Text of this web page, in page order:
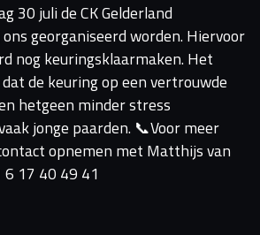
30 juli de CK Gelderland
georganiseerd worden. Hiervoor
nog keuringsklaarmaken. Het
de keuring op een vertrouwde
hetgeen minder stress
jonge paarden. 📞Voor meer
opnemen met Matthijs van
17 40 49 41